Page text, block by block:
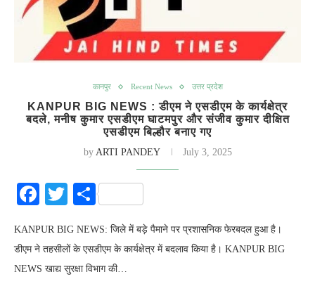
कानपुर Recent News उत्तर प्रदेश
KANPUR BIG NEWS : डीएम ने एसडीएम के कार्यक्षेत्र
बदले, मनीष कुमार एसडीएम घाटमपुर और संजीव कुमार दीक्षित
एसडीएम बिल्हौर बनाए गए
by ARTI PANDEY July 3, 2025
Facebook
Twitter
Share
KANPUR BIG NEWS: जिले में बड़े पैमाने पर प्रशासनिक फेरबदल हुआ है।
डीएम ने तहसीलों के एसडीएम के कार्यक्षेत्र में बदलाव किया है। KANPUR BIG
NEWS खाद्य सुरक्षा विभाग की…